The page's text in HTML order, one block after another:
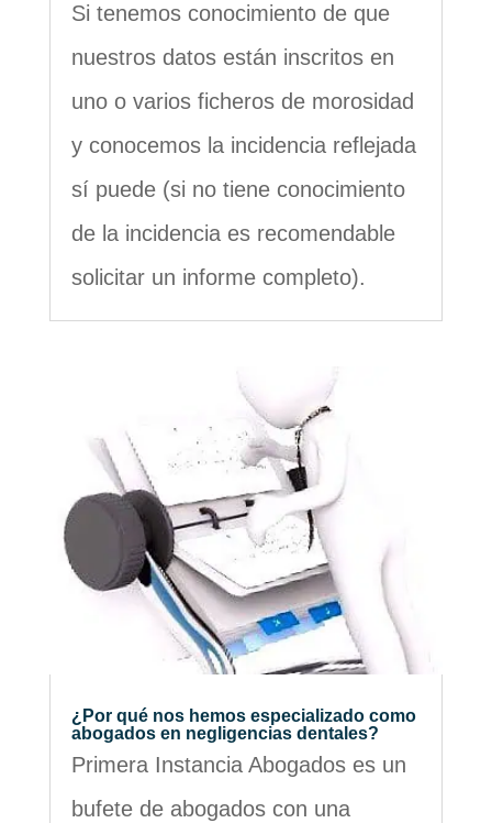
Si tenemos conocimiento de que
nuestros datos están inscritos en
uno o varios ficheros de morosidad
y conocemos la incidencia reflejada
sí puede (si no tiene conocimiento
de la incidencia es recomendable
solicitar un informe completo).
¿Por qué nos hemos especializado como
abogados en negligencias dentales?
Primera Instancia Abogados es un
bufete de abogados con una